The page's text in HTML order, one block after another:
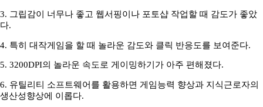
3. 그립감이 너무나 좋고 웹서핑이나 포토샵 작업할 때 감도가 좋았
다.
4. 특히 대작게임을 할 때 놀라운 감도와 클릭 반응도를 보여준다.
5. 3200DPI의 놀라운 속도로 게이밍하기가 아주 편해졌다.
6. 유틸리티 소프트웨어를 활용하면 게임능력 향상과 지식근로자의
생산성향상에 이롭다.